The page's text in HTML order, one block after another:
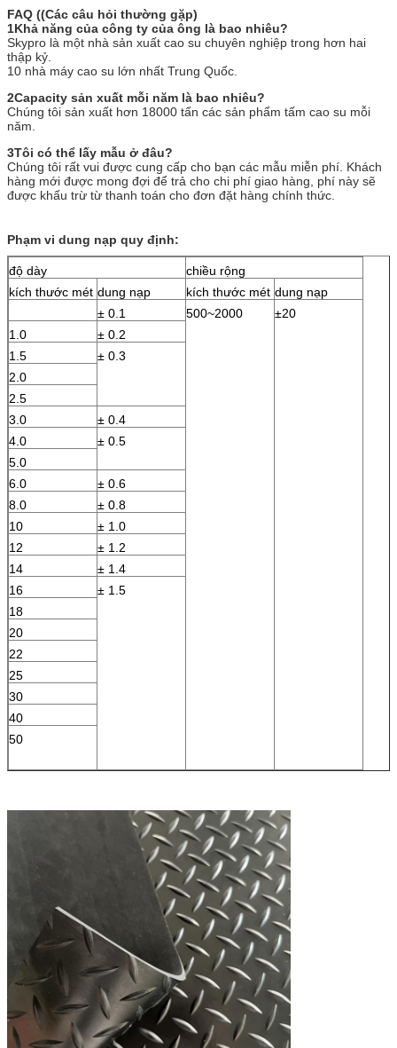
FAQ ((Các câu hỏi thường gặp)
1Khả năng của công ty của ông là bao nhiêu?
Skypro là một nhà sản xuất cao su chuyên nghiệp trong hơn hai
thập kỷ.
10 nhà máy cao su lớn nhất Trung Quốc.
2Capacity sản xuất mỗi năm là bao nhiêu?
Chúng tôi sản xuất hơn 18000 tấn các sản phẩm tấm cao su mỗi
năm.
3Tôi có thể lấy mẫu ở đâu?
Chúng tôi rất vui được cung cấp cho bạn các mẫu miễn phí. Khách
hàng mới được mong đợi để trả cho chi phí giao hàng, phí này sẽ
được khấu trừ từ thanh toán cho đơn đặt hàng chính thức.
Phạm vi dung nạp quy định:
độ dày
chiều rộng
kích thước mét dung nạp kích thước mét dung nạp
± 0.1
500~2000
±20
1.0
± 0.2
1.5
± 0.3
2.0
2.5
3.0
± 0.4
4.0
± 0.5
5.0
6.0
± 0.6
8.0
± 0.8
10
± 1.0
12
± 1.2
14
± 1.4
16
± 1.5
18
20
22
25
30
40
50